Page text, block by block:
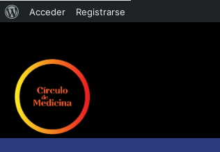
Acceder Registrarse